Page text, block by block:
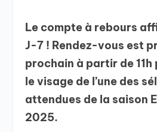
Le compte à rebours
J-7 ! Rendez-vous est
prochain à partir de
le visage de l’une des
attendues de la saison
2025.